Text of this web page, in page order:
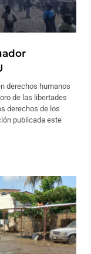
derechos humanos
de las libertades
derechos de los
publicada este